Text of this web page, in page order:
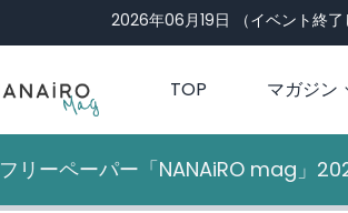
2026年06月19日 （イベント終
TOP マガジン
フリーペーパー「NANAiRO mag」